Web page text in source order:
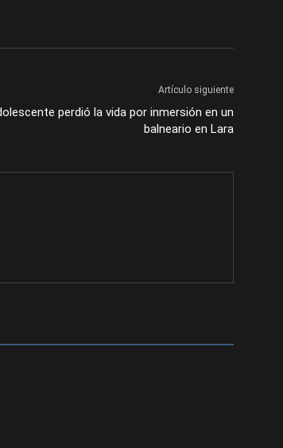
Artículo siguiente
perdió la vida por inmersión en un
balneario en Lara